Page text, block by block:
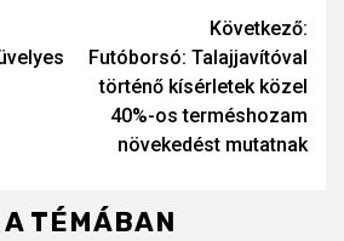
Következő:
Futóborsó: Talajjavítóval
történő kísérletek közel
40%-os terméshozam
növekedést mutatnak
TÉMÁBAN